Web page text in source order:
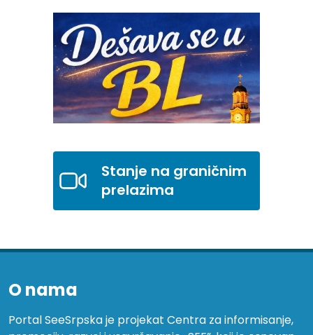
Stanje na graničnim
prelazima
O nama
Portal SeeSrpska je projekat Centra za informisanje,